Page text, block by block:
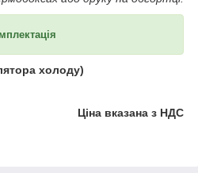
холоду)
Ціна вказана з НДС